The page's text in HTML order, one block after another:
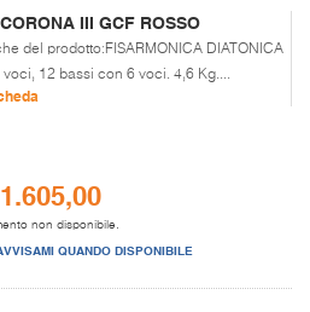
III GCF ROSSO
del prodotto:FISARMONICA DIATONICA
12 bassi con 6 voci. 4,6 Kg....
non disponibile.
QUANDO DISPONIBILE